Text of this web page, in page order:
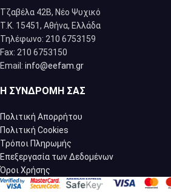
Τζαβέλα 42Β, Νέο Ψυχικό
Τ.Κ. 15451, Αθήνα, Eλλάδα
Τηλέφωνο: 210 6753159
Fax: 210 6753150
Email: info@eefam.gr
Η ΣΥΝΔΡΟΜΉ ΣΑΣ
Πολιτική Απορρήτου
Πολιτική Cookies
Τρόποι Πληρωμής
Επεξεργασία των Δεδομένων
Όροι Χρήσης